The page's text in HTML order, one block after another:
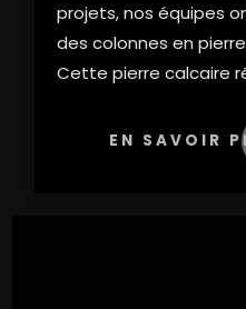
projets, nos équipes
des colonnes en
Cette pierre calcaire
EN SAVOIR